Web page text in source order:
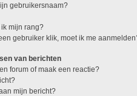
gebruikersnaam?
mijn rang?
gebruiker klik, moet ik me
van berichten
forum of maak een reactie?
mijn bericht?